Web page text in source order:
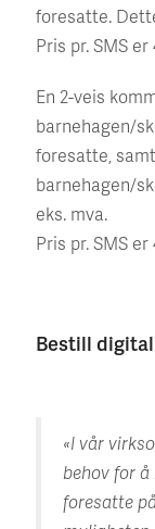
foresatte.
Pris pr. SMS er
En 2-veis
barnehagen/
foresatte,
barnehagen/
eks. mva.
Pris pr. SMS er
Bestill
«I vår
behov for
foresatte